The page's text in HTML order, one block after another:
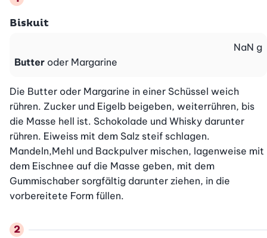
Biskuit
Butter oder Margarine
NaN g
Die Butter oder Margarine in einer Schüssel weich
rühren. Zucker und Eigelb beigeben, weiterrühren, bis
die Masse hell ist. Schokolade und Whisky darunter
rühren. Eiweiss mit dem Salz steif schlagen.
Mandeln,Mehl und Backpulver mischen, lagenweise mit
dem Eischnee auf die Masse geben, mit dem
Gummischaber sorgfältig darunter ziehen, in die
vorbereitete Form füllen.